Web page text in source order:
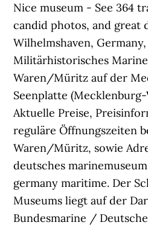
Nice museum - See 364
candid photos, and great
Wilhelmshaven,
Militärhistorisches
Waren/Müritz auf der
Seenplatte
Aktuelle Preise,
reguläre Öffnungszeiten
Waren/Müritz, sowie
deutsches
germany maritime. Der
Museums liegt auf der
Bundesmarine /